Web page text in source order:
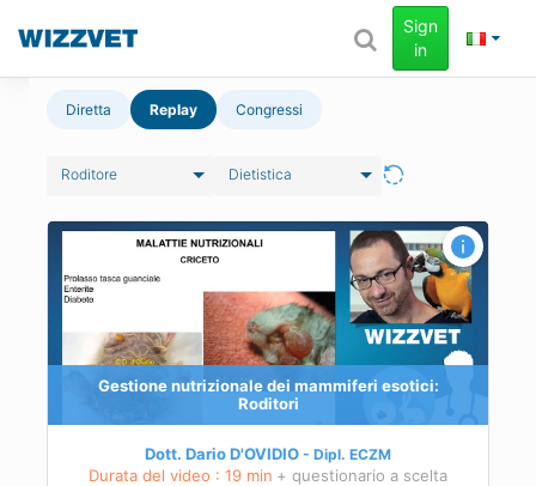
Sign
in
Diretta Replay Congressi
Roditore Dietistica
Gestione nutrizionale dei mammiferi esotici:
Roditori
Dott. Dario D'OVIDIO Dipl. ECZM
Durata del video : 19 min + questionario a scelta